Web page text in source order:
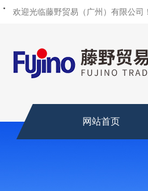
欢迎光临藤野贸易（广州）有限公司！
网站首页
・・・・・・